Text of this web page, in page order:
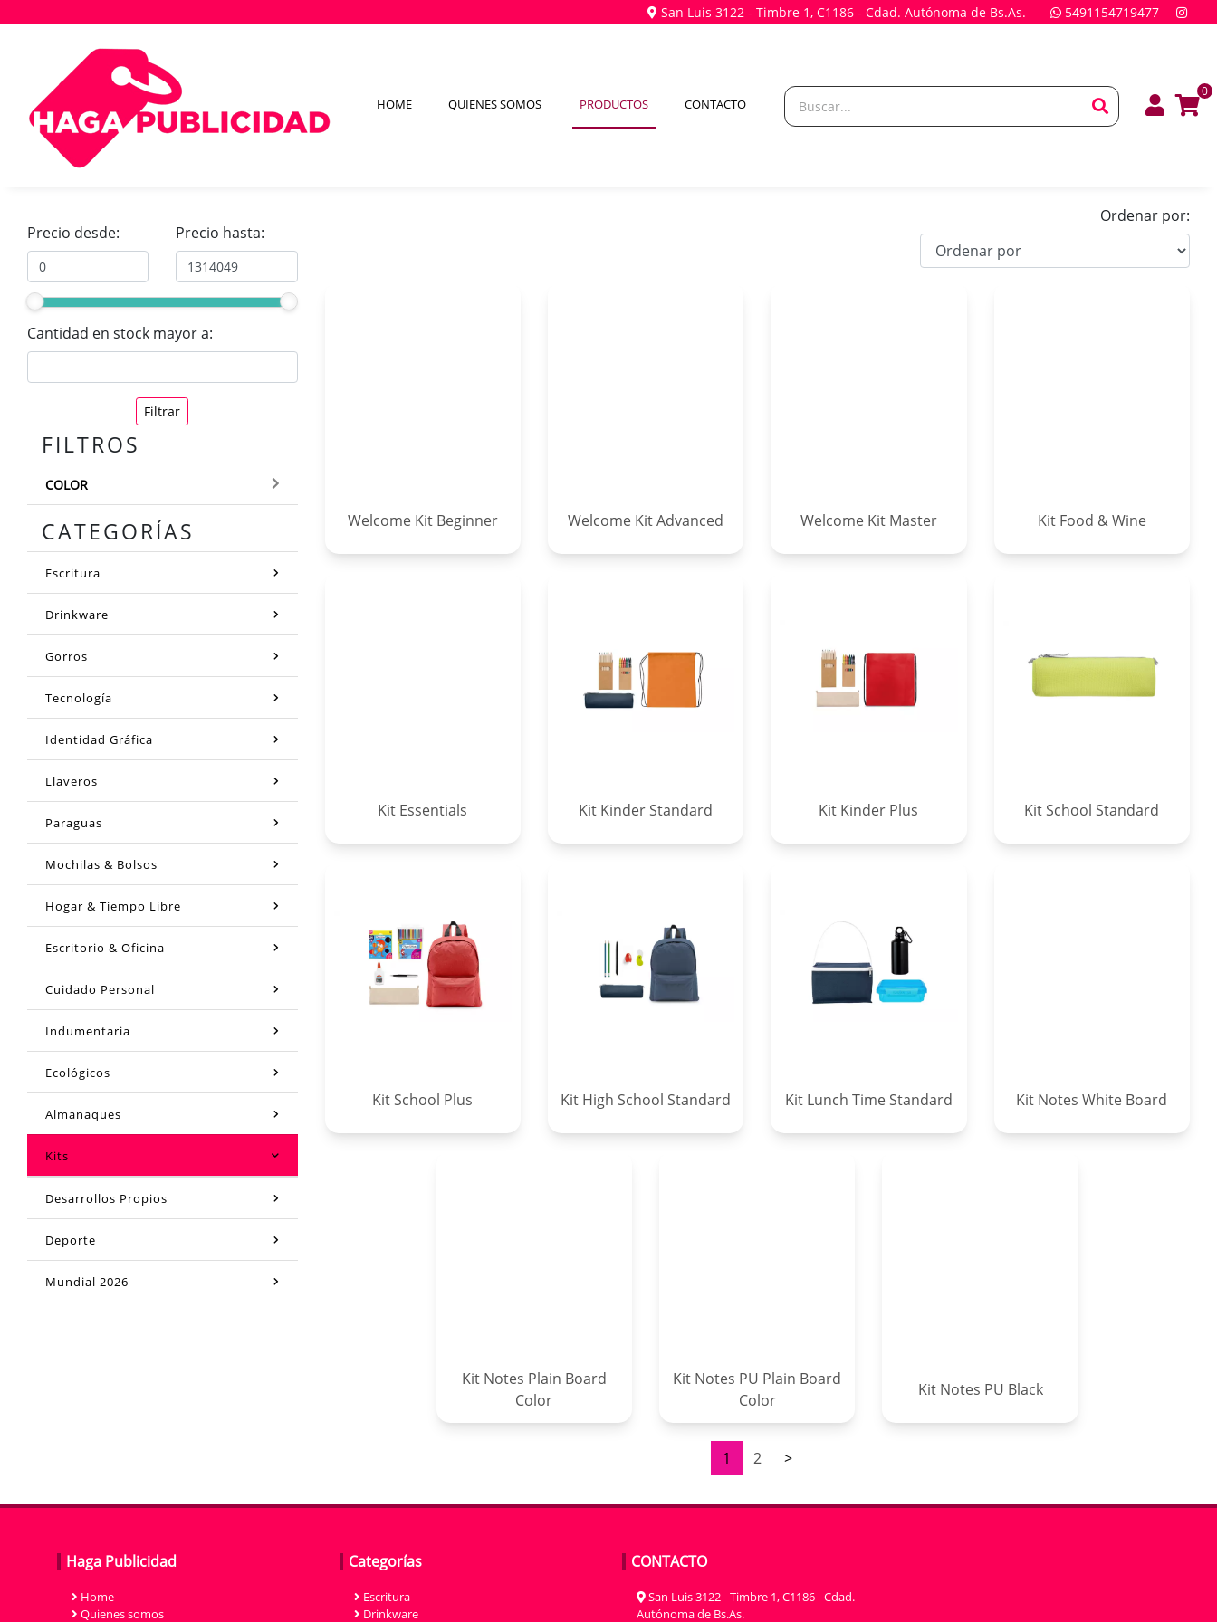
San Luis 3122 - Timbre 1, C1186 - Cdad. Autónoma de Bs.As. 5491154719477
HOME(CURRENT)QUIENES SOMOS PRODUCTOS CONTACTO
0
Precio desde: Precio hasta:
Cantidad en stock mayor a:
Filtrar
FILTROS
COLOR
CATEGORÍAS
Escritura
Drinkware
Gorros
Tecnología
Identidad Gráfica
Llaveros
Paraguas
Mochilas & Bolsos
Hogar & Tiempo Libre
Escritorio & Oficina
Cuidado Personal
Indumentaria
Ecológicos
Almanaques
Kits
Desarrollos Propios
Deporte
Mundial 2026
Ordenar por:
Welcome Kit Beginner Welcome Kit Advanced Welcome Kit Master Kit Food & Wine
Kit Essentials Kit Kinder Standard Kit Kinder Plus Kit School Standard
Kit School Plus Kit High School Standard Kit Lunch Time Standard Kit Notes White Board
Kit Notes Plain Board
Color
Kit Notes PU Plain Board
Color
Kit Notes PU Black
1 2 >
Haga Publicidad
Home
Quienes somos
Categorías
Escritura
Drinkware
CONTACTO
San Luis 3122 - Timbre 1, C1186 - Cdad.
Autónoma de Bs.As.